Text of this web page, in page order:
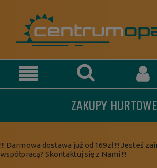
ZAKUPY HURTOWE
!!! Darmowa dostawa już od 169zł !!! Jesteś
współpracą? Skontaktuj się z Nami !!!